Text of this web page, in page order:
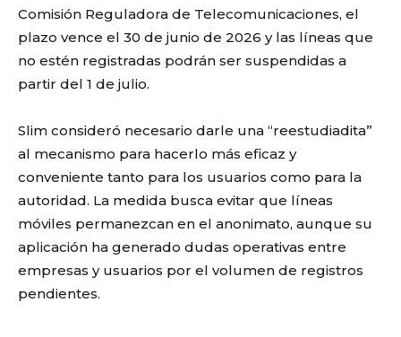
Comisión Reguladora de Telecomunicaciones, el
plazo vence el 30 de junio de 2026 y las líneas que
no estén registradas podrán ser suspendidas a
partir del 1 de julio.
Slim consideró necesario darle una “reestudiadita”
al mecanismo para hacerlo más eficaz y
conveniente tanto para los usuarios como para la
autoridad. La medida busca evitar que líneas
móviles permanezcan en el anonimato, aunque su
aplicación ha generado dudas operativas entre
empresas y usuarios por el volumen de registros
pendientes.